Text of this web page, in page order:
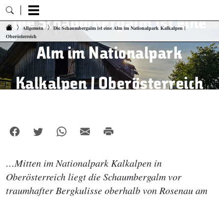
Zum Inhalt springen
Allgemein
Die Schaumbergalm ist eine Alm im Nationalpark Kalkalpen |
Oberösterreich
Die Schaumbergalm ist eine
Alm im Nationalpark
Kalkalpen | Oberösterreich
…Mitten im Nationalpark Kalkalpen in
Oberösterreich liegt die Schaumbergalm vor
traumhafter Bergkulisse oberhalb von Rosenau am